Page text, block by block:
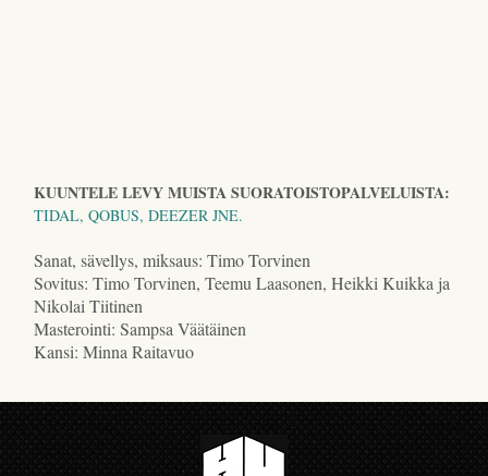
KUUNTELE LEVY MUISTA SUORATOISTOPALVELUISTA:
TIDAL, QOBUS, DEEZER JNE.
Sanat, sävellys, miksaus: Timo Torvinen
Sovitus: Timo Torvinen, Teemu Laasonen, Heikki Kuikka ja
Nikolai Tiitinen
Masterointi: Sampsa Väätäinen
Kansi: Minna Raitavuo